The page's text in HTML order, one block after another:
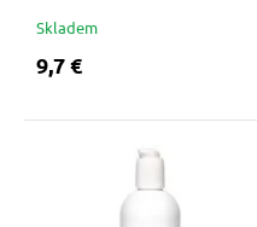
Skladem
9,7 €